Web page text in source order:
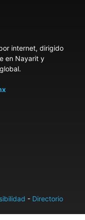
internet, dirigido
en Nayarit y
- Directorio